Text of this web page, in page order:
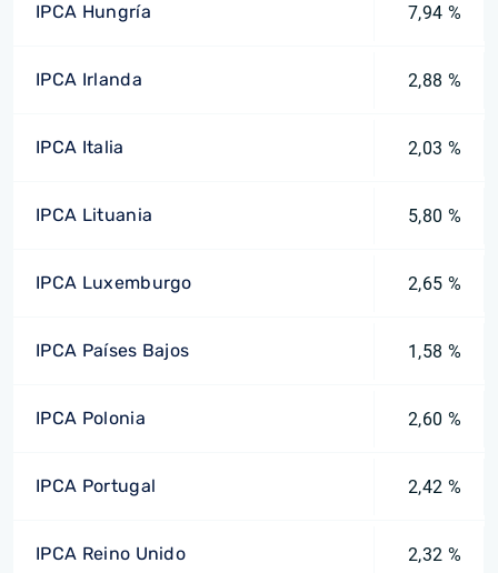
IPCA Hungría 7,94 %
IPCA Irlanda 2,88 %
IPCA Italia 2,03 %
IPCA Lituania 5,80 %
IPCA Luxemburgo 2,65 %
IPCA Países Bajos 1,58 %
IPCA Polonia 2,60 %
IPCA Portugal 2,42 %
IPCA Reino Unido 2,32 %